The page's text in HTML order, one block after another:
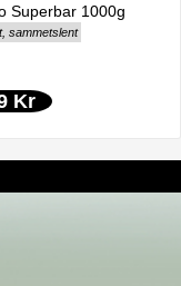
Superbar 1000g
sammetslent
Kr